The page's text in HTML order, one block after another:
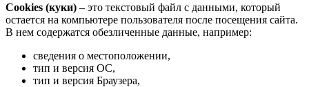
Cookies (куки) – это текстовый файл с данными, который
остается на компьютере пользователя после посещения сайта.
В нем содержатся обезличенные данные, например:
сведения о местоположении,
тип и версия ОС,
тип и версия Браузера,